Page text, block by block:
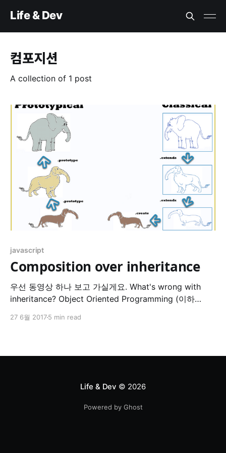
Life & Dev
컴포지션
A collection of 1 post
Composition over inheritance
javascript
Composition over inheritance
우선 동영상 하나 보고 가실게요. What's wrong with
inheritance? Object Oriented Programming (이하
용되는 방법 중 가장 대표적인 것이 아마 inheritance 일
27 6월 20175 min read
Life & Dev © 2026
Powered by Ghost